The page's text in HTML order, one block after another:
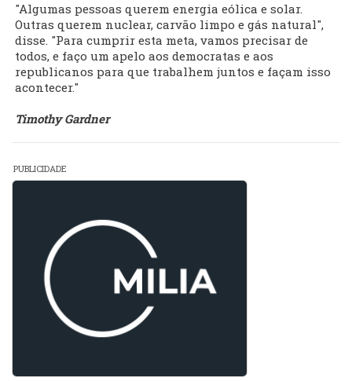
"Algumas pessoas querem energia eólica e solar.
Outras querem nuclear, carvão limpo e gás natural",
disse. "Para cumprir esta meta, vamos precisar de
todos, e faço um apelo aos democratas e aos
republicanos para que trabalhem juntos e façam isso
acontecer."
Timothy Gardner
PUBLICIDADE